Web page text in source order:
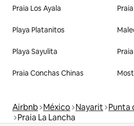
Praia Los Ayala
Playa Platanitos
Playa Sayulita
Praia Conchas Chinas
Airbnb México Nayarit Punta
Praia La Lancha